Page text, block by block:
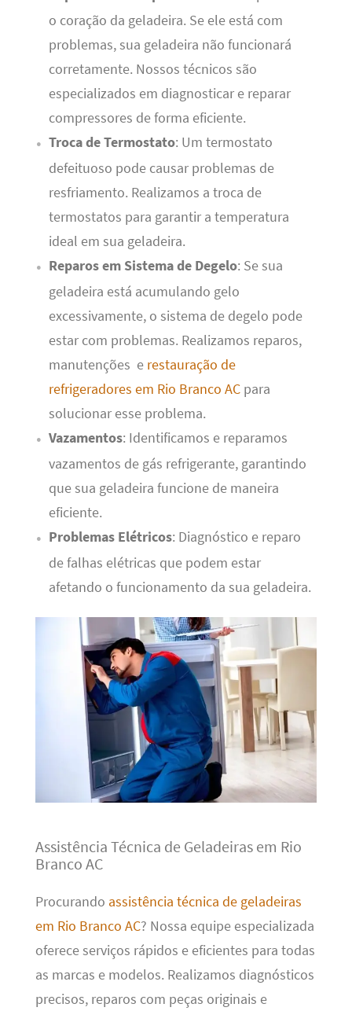
o coração da geladeira. Se ele está com
problemas, sua geladeira não funcionará
corretamente. Nossos técnicos são
especializados em diagnosticar e reparar
compressores de forma eficiente.
Troca de Termostato: Um termostato
defeituoso pode causar problemas de
resfriamento. Realizamos a troca de
termostatos para garantir a temperatura
ideal em sua geladeira.
Reparos em Sistema de Degelo: Se sua
geladeira está acumulando gelo
excessivamente, o sistema de degelo pode
estar com problemas. Realizamos reparos,
manutenções e restauração de
refrigeradores em Rio Branco ACpara
solucionar esse problema.
Vazamentos: Identificamos e reparamos
vazamentos de gás refrigerante, garantindo
que sua geladeira funcione de maneira
eficiente.
Problemas Elétricos: Diagnóstico e reparo
de falhas elétricas que podem estar
afetando o funcionamento da sua geladeira.
Assistência Técnica de Geladeiras em Rio
Branco AC
Procurando assistência técnica de geladeiras
em Rio Branco AC? Nossa equipe especializada
oferece serviços rápidos e eficientes para todas
as marcas e modelos. Realizamos diagnósticos
precisos, reparos com peças originais e